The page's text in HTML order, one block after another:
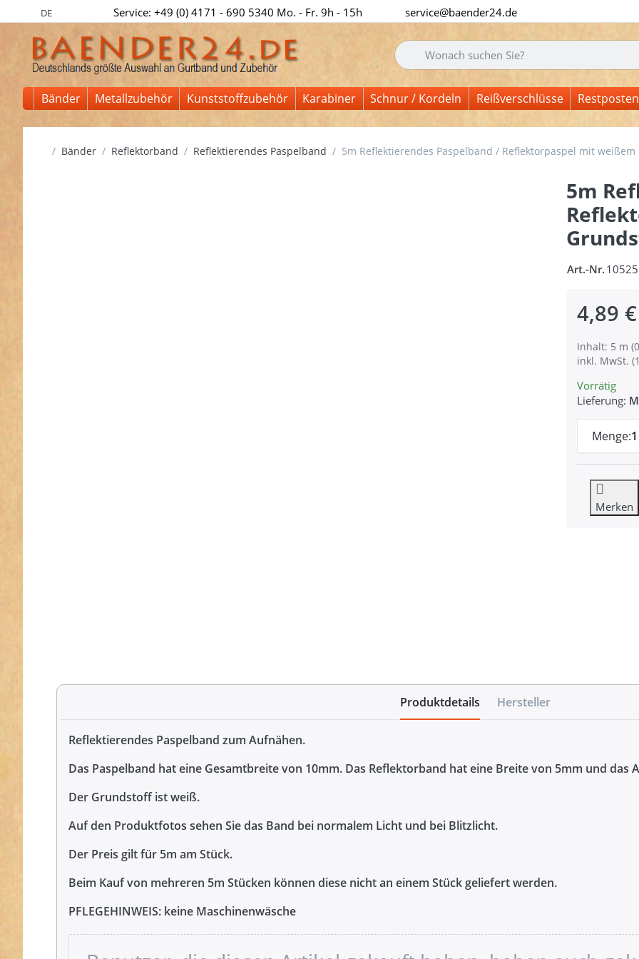
DE Service: +49 (0) 4171 - 690 5340 Mo. - Fr. 9h - 15h service@baender24.de
Geben Sie einen Suchbegriff ein. Während Sie
Bänder Metallzubehör Kunststoffzubehör Karabiner Schnur / Kordeln Reißverschlüsse Restposten
Startseite
Bänder Reflektorband Reflektierendes Paspelband 5m Reflektierendes Paspelband / Reflektorpaspel mit
5m
Art.-Nr.
4,89 €
Inhalt: 5 m
inkl. MwSt.
Vorrätig
Lieferung:
Menge:1
Merken
Produktdetails Hersteller
Reflektierendes Paspelband zum Aufnähen.
Das Paspelband hat eine Gesamtbreite von 10mm. Das Reflektorband hat eine Breite von 5mm und das
Der Grundstoff ist weiß.
Auf den Produktfotos sehen Sie das Band bei normalem Licht und bei Blitzlicht.
Der Preis gilt für 5m am Stück.
Beim Kauf von mehreren 5m Stücken können diese nicht an einem Stück geliefert werden.
PFLEGEHINWEIS: keine Maschinenwäsche